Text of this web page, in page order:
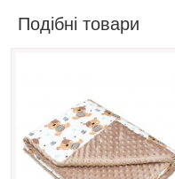
Подібні товари